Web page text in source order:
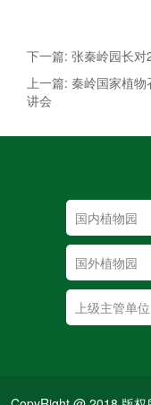
下一篇: 张秦岭园长
上一篇: 秦岭国家植
讲会